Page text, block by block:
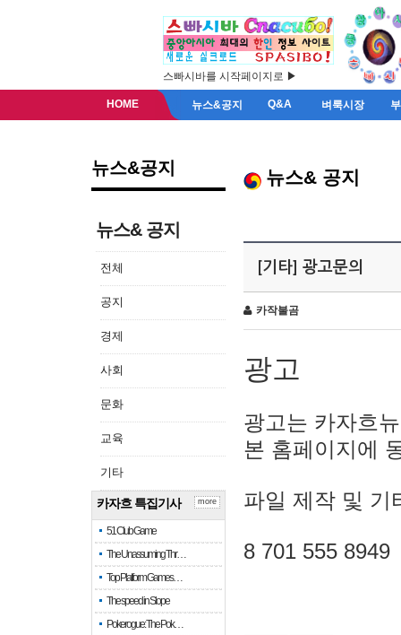
스빠시바를 시작페이지로 ▶
HOME 뉴스&공지 Q&A 벼룩시장
뉴스&공지
뉴스& 공지
전체
공지
경제
사회
문화
교육
기타
카자흐 특집기사
51 Club Game
The Unassuming Thr…
Top Platform Games…
The speed in Slope
Pokerogue: The Pok…
more
뉴스& 공지
[기타] 광고문의
카작불곰
광고
광고는 카자흐
본 홈페이지에
파일 제작 및 기
8 701 555 8949